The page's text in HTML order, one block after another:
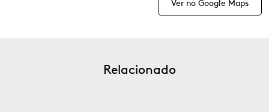
Ver no Google Maps
Relacionado